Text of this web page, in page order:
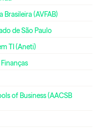
Brasileira (AVFAB)
de São Paulo
TI (Aneti)
of Business (AACSB